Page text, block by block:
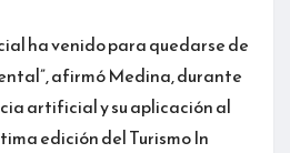
ha venido para quedarse de
afirmó Medina, durante
artificial y su aplicación al
edición del Turismo In